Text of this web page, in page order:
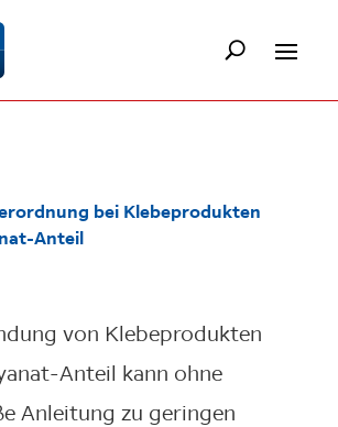
bei Klebeprodukten
Anteil
von Klebeprodukten
Anteil kann ohne
Anleitung zu geringen